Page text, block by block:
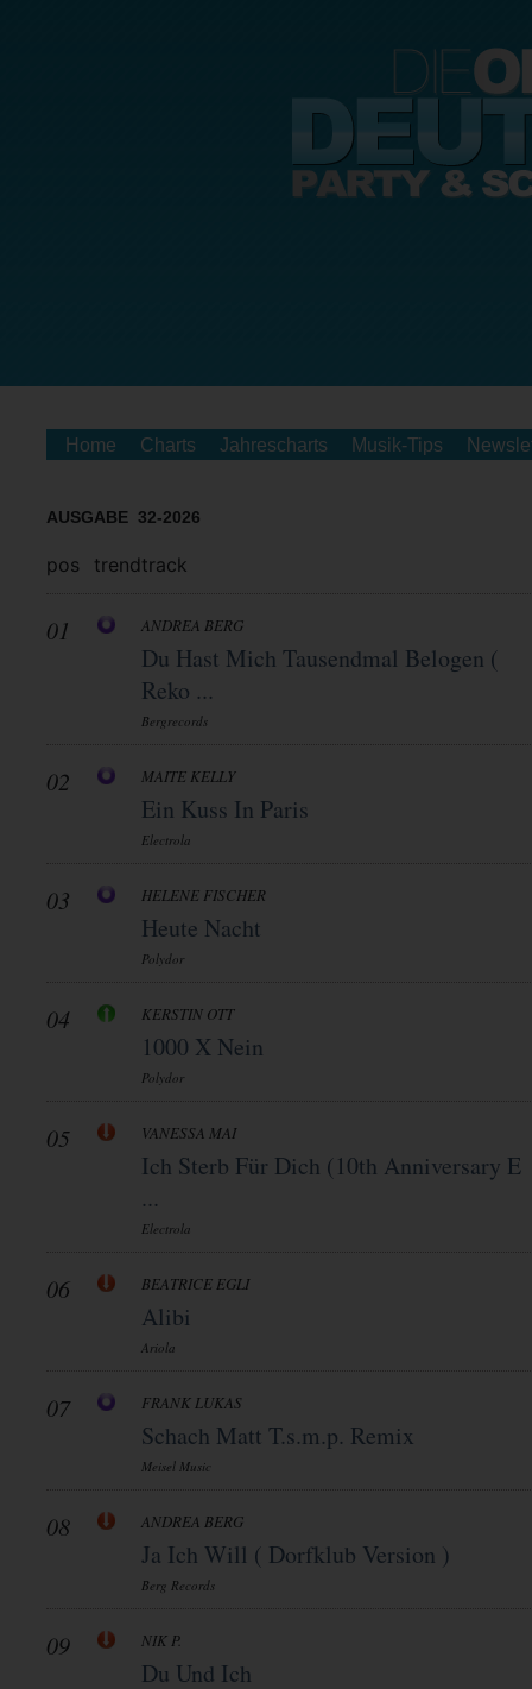
Home Charts Jahrescharts Musik-Tips
AUSGABE 32-2026
pos trendtrack
01 ANDREA BERG
Du Hast Mich Tausendmal Belogen (
Reko ...
Bergrecords
02 MAITE KELLY
Ein Kuss In Paris
Electrola
03 HELENE FISCHER
Heute Nacht
Polydor
04 KERSTIN OTT
1000 X Nein
Polydor
05 VANESSA MAI
Ich Sterb Für Dich (10th Anniversary E
...
Electrola
06 BEATRICE EGLI
Alibi
Ariola
07 FRANK LUKAS
Schach Matt T.s.m.p. Remix
Meisel Music
08 ANDREA BERG
Ja Ich Will ( Dorfklub Version )
Berg Records
09 NIK P.
Du Und Ich